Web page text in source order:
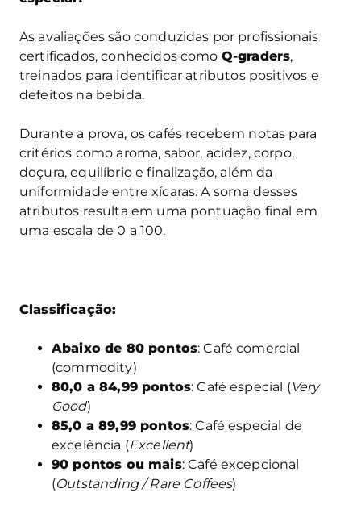
As avaliações são conduzidas por profissionais
certificados, conhecidos como Q-graders,
treinados para identificar atributos positivos e
defeitos na bebida.
Durante a prova, os cafés recebem notas para
critérios como aroma, sabor, acidez, corpo,
doçura, equilíbrio e finalização, além da
uniformidade entre xícaras. A soma desses
atributos resulta em uma pontuação final em
uma escala de 0 a 100.
Classificação:
Abaixo de 80 pontos: Café comercial
(commodity)
80,0 a 84,99 pontos: Café especial (Very
Good)
85,0 a 89,99 pontos: Café especial de
excelência (Excellent)
90 pontos ou mais: Café excepcional
(Outstanding / Rare Coffees)